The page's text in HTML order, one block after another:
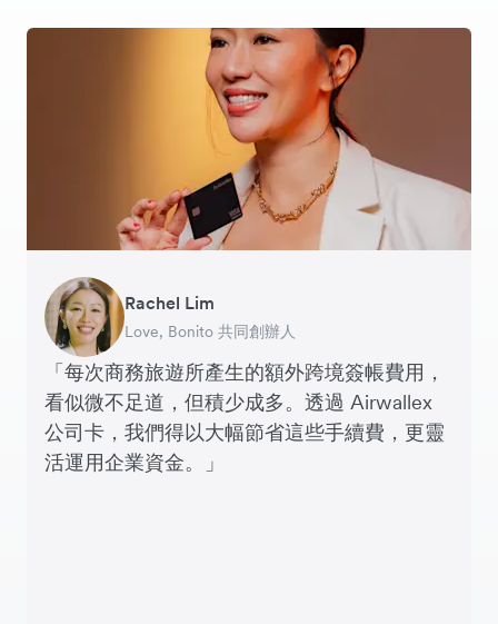
「每次商務旅遊所產生的額外跨境簽帳費用，
看似微不足道，但積少成多。透過 Airwallex
公司卡，我們得以大幅節省這些手續費，更靈
活運用企業資金。」
Rachel Lim
Love, Bonito 共同創辦人
Henson Tsai
SleekFlow 創辦人
Phyllis
Jakewell 數碼營運總監
Jennifer Chong
Linjer 行政總裁
Benjamin
Grams(28) 創辦人
Tomy Wu
MyiCellar 共同創辦人